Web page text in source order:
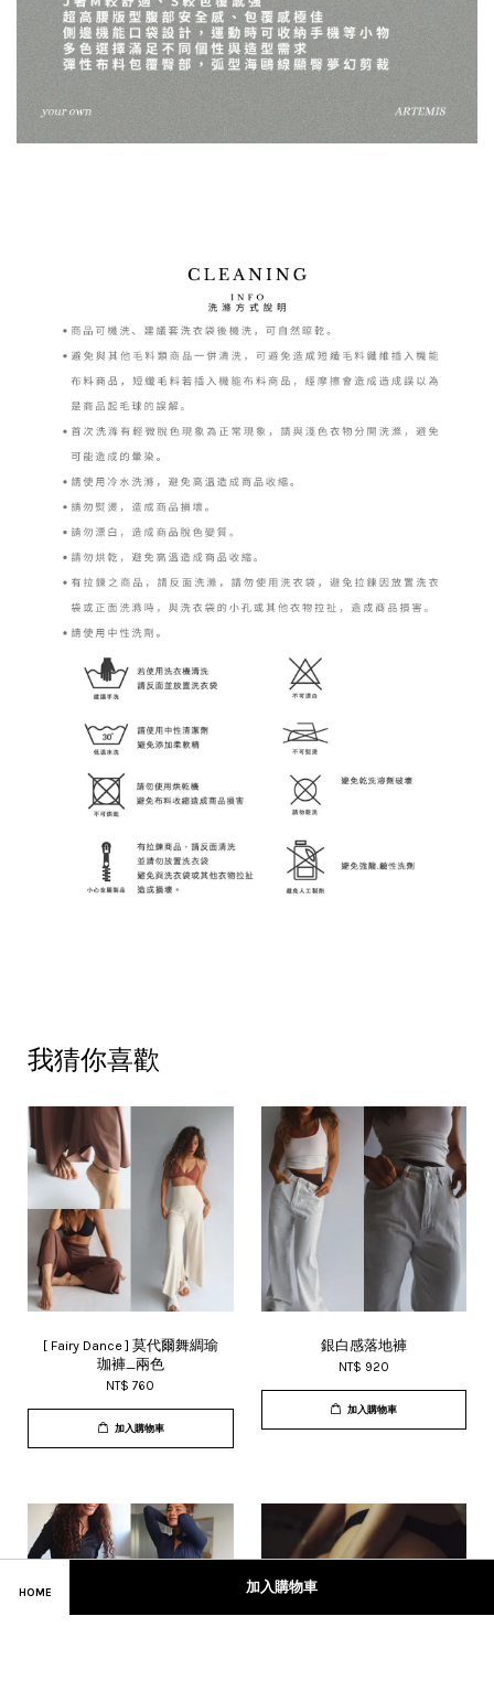
HOME 加入購物車
我猜你喜歡
[ Fairy Dance ] 莫代爾舞綢瑜
珈褲_兩色
NT$ 760
加入購物車
銀白感落地褲
NT$ 920
加入購物車